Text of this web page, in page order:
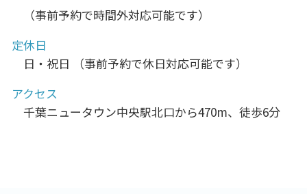
（事前予約で時間外対応可能です）
定休日
日・祝日 （事前予約で休日対応可能です）
アクセス
千葉ニュータウン中央駅北口から470m、徒歩6分